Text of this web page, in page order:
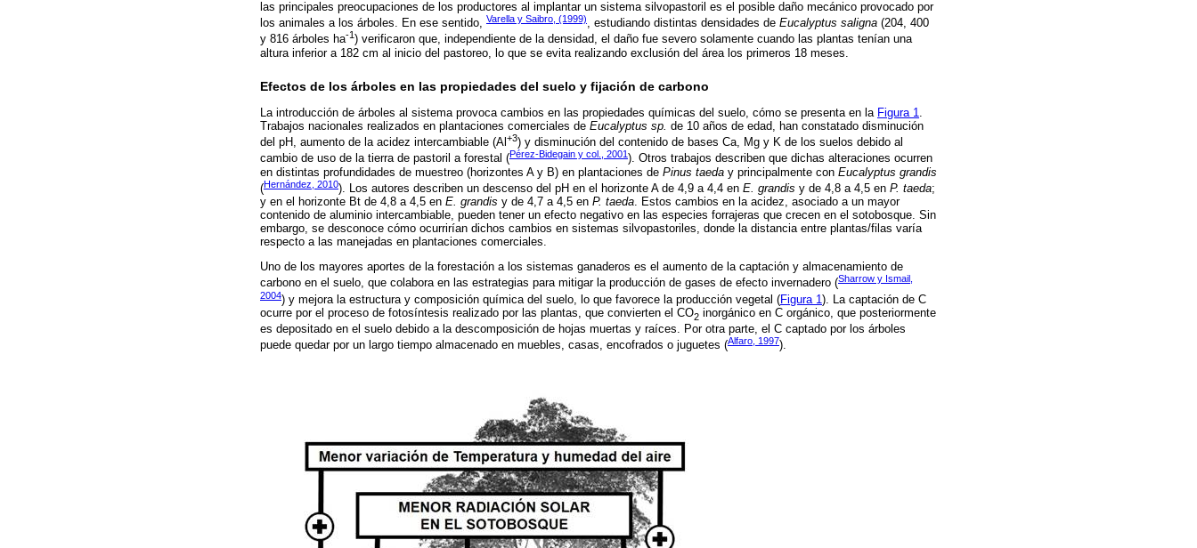
las principales preocupaciones de los productores al implantar un sistema silvopastoril es el posible daño mecánico provocado por
los animales a los árboles. En ese sentido, Varella y Saibro, (1999), estudiando distintas densidades de Eucalyptus saligna (204, 400
y 816 árboles ha-1) verificaron que, independiente de la densidad, el daño fue severo solamente cuando las plantas tenían una
altura inferior a 182 cm al inicio del pastoreo, lo que se evita realizando exclusión del área los primeros 18 meses.
Efectos de los árboles en las propiedades del suelo y fijación de carbono
La introducción de árboles al sistema provoca cambios en las propiedades químicas del suelo, cómo se presenta en la Figura 1.
Trabajos nacionales realizados en plantaciones comerciales de Eucalyptus sp. de 10 años de edad, han constatado disminución
del pH, aumento de la acidez intercambiable (Al +3) y disminución del contenido de bases Ca, Mg y K de los suelos debido al
cambio de uso de la tierra de pastoril a forestal (Pérez-Bidegain y col., 2001). Otros trabajos describen que dichas alteraciones ocurren
en distintas profundidades de muestreo (horizontes A y B) en plantaciones de Pinus taeda y principalmente con Eucalyptus grandis
(Hernández, 2010). Los autores describen un descenso del pH en el horizonte A de 4,9 a 4,4 en E. grandis y de 4,8 a 4,5 en P. taeda;
y en el horizonte Bt de 4,8 a 4,5 en E. grandis y de 4,7 a 4,5 en P. taeda. Estos cambios en la acidez, asociado a un mayor
contenido de aluminio intercambiable, pueden tener un efecto negativo en las especies forrajeras que crecen en el sotobosque. Sin
embargo, se desconoce cómo ocurrirían dichos cambios en sistemas silvopastoriles, donde la distancia entre plantas/filas varía
respecto a las manejadas en plantaciones comerciales.
Uno de los mayores aportes de la forestación a los sistemas ganaderos es el aumento de la captación y almacenamiento de
carbono en el suelo, que colabora en las estrategias para mitigar la producción de gases de efecto invernadero (Sharrow y Ismail,
2004) y mejora la estructura y composición química del suelo, lo que favorece la producción vegetal (Figura 1). La captación de C
ocurre por el proceso de fotosíntesis realizado por las plantas, que convierten el CO2 inorgánico en C orgánico, que posteriormente
es depositado en el suelo debido a la descomposición de hojas muertas y raíces. Por otra parte, el C captado por los árboles
puede quedar por un largo tiempo almacenado en muebles, casas, encofrados o juguetes (Alfaro, 1997).